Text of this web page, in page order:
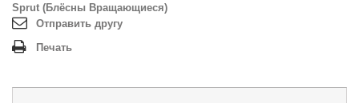
Sprut (Блёсны Вращающиеся)
Отправить другу
Печать